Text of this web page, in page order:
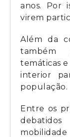
anos. Por
virem
Além da
também
temáticas
interior
população.
Entre os